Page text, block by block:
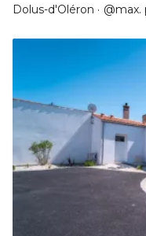
Dolus-d'Oléron @max.